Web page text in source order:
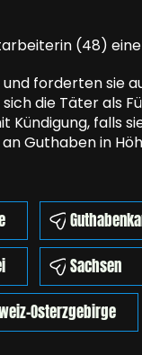
(48)
forderten sie
die Täter als
Kündigung, falls
Guthaben in
Sachsen
Osterzgebirge